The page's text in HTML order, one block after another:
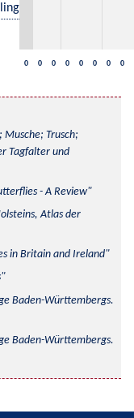
0 0 0 0 0 0 0 0
Musche; Trusch;
Tagfalter und
- A Review
Atlas der
in Britain and Ireland
Baden-Württembergs.
Baden-Württembergs.